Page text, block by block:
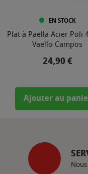
EN STOCK
Plat à Paëlla Acier Poli
Vaello Campos
Prix
24,90 €
Ajouter au